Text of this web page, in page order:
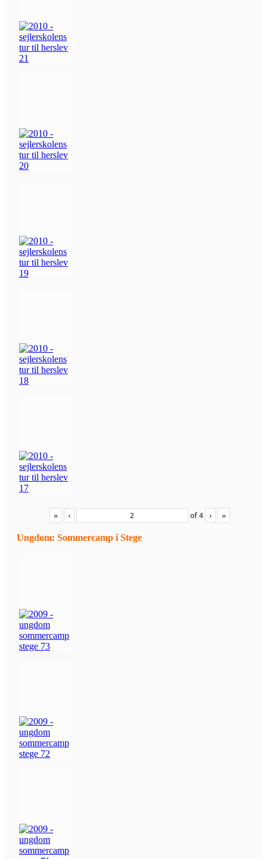
« ‹ of4 › »
Ungdom: Sommercamp i Stege